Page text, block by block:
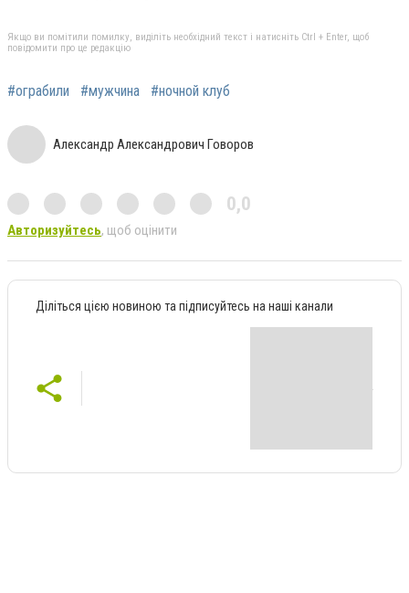
Якщо ви помітили помилку, виділіть необхідний текст і натисніть Ctrl + Enter, щоб
повідомити про це редакцію
#ограбили #мужчина #ночной клуб
Александр Александрович Говоров
0,0
Авторизуйтесь, щоб оцінити
Діліться цією новиною та підписуйтесь на наші канали